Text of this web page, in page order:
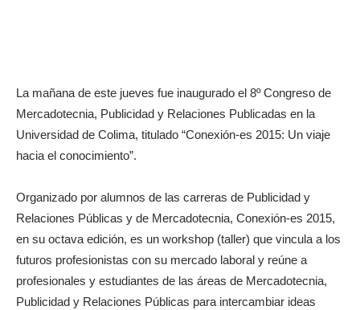
La mañana de este jueves fue inaugurado el 8º Congreso de
Mercadotecnia, Publicidad y Relaciones Publicadas en la
Universidad de Colima, titulado “Conexión-es 2015: Un viaje
hacia el conocimiento”.
Organizado por alumnos de las carreras de Publicidad y
Relaciones Públicas y de Mercadotecnia, Conexión-es 2015,
en su octava edición, es un workshop (taller) que vincula a los
futuros profesionistas con su mercado laboral y reúne a
profesionales y estudiantes de las áreas de Mercadotecnia,
Publicidad y Relaciones Públicas para intercambiar ideas